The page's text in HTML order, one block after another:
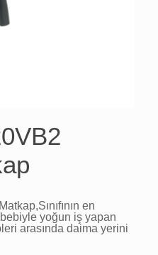
en
yoğun iş yapan
arasında daima yerini